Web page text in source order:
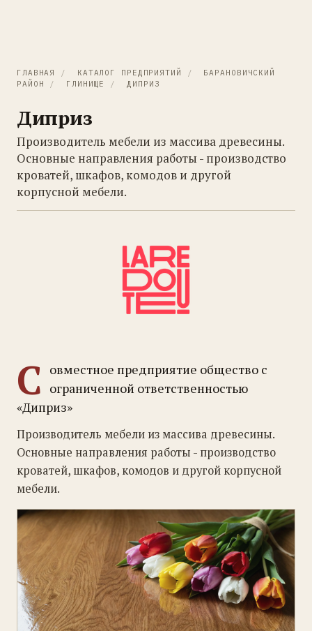
ГЛАВНАЯ / КАТАЛОГ ПРЕДПРИЯТИЙ /
БАРАНОВИЧСКИЙ
РАЙОН
/ ГЛИНИЩЕ / ДИПРИЗ
Диприз
Производитель мебели из массива древесины.
Основные направления работы - производство
кроватей, шкафов, комодов и другой
корпусной мебели.
С овместное предприятие общество с
ограниченной ответственностью
«Диприз»
Производитель мебели из массива древесины.
Основные направления работы - производство
кроватей, шкафов, комодов и другой корпусной
мебели.